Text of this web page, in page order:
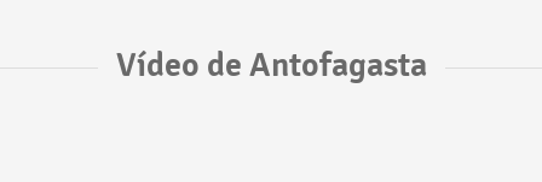
Vídeo de Antofagasta